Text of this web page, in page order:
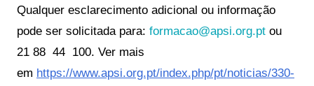
Qualquer esclarecimento adicional ou informação
pode ser solicitada para: formacao@apsi.org.pt ou
21 88 44 100. Ver mais
em https://www.apsi.org.pt/index.php/pt/noticias/330-